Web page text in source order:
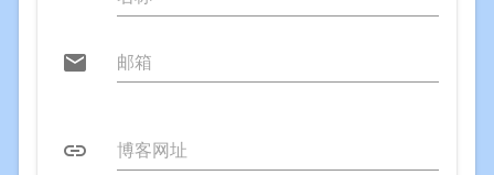

